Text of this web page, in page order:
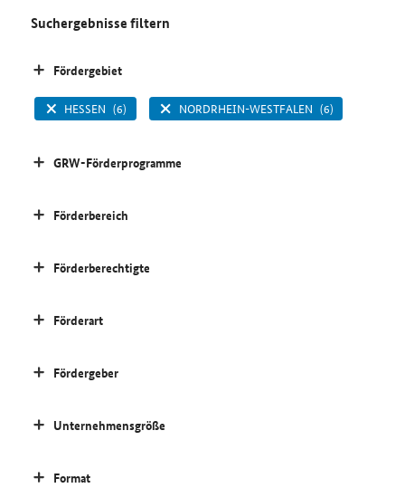
Suchergebnisse filtern
Fördergebiet
HESSEN (6) NORDRHEIN-WESTFALEN (6)
GRW-Förderprogramme
Förderbereich
Förderberechtigte
Förderart
Fördergeber
Unternehmensgröße
Format